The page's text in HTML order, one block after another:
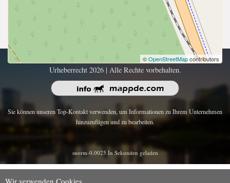
©OpenStreetMapcontributors
Urheberrecht 2026 | Alle Rechte vorbehalten.
Sie können unseren Top-Kontakt verwenden, um Informationen zu Ihrem Unternehmen
hinzuzufügen und zu bearbeiten.
snorm-0.0025 In Sekunden geladen
Wir verwenden Cookies